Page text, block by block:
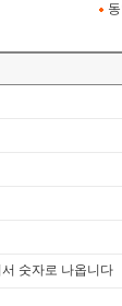
숫자로 나옵니다